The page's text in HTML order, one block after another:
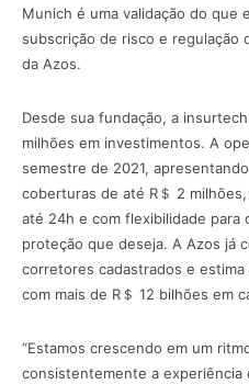
Munich é uma validação do que
subscrição de risco e regulação
da Azos.
Desde sua fundação, a
milhões em investimentos. A
semestre de 2021,
coberturas de até R＄ 2
até 24h e com flexibilidade
proteção que deseja. A Azos já
corretores cadastrados e
com mais de R＄ 12 bilhões em
“Estamos crescendo em um
consistentemente a